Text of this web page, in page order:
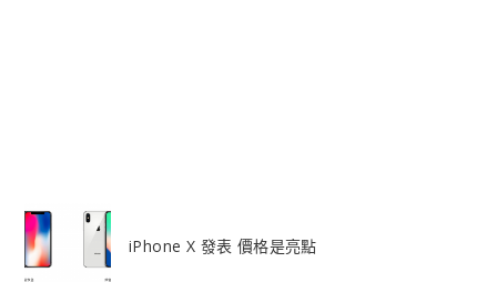
iPhone X 發表 價格是亮點